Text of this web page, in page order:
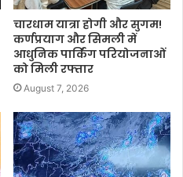
चारधाम यात्रा होगी और सुगम!
कर्णप्रयाग और सिमली में
आधुनिक पार्किंग परियोजनाओं
को मिली रफ्तार
August 7, 2026